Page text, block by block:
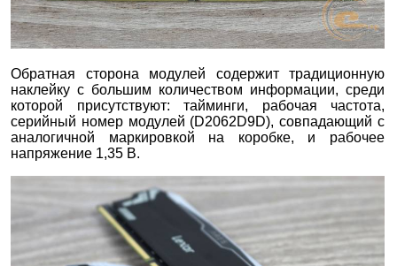
Обратная сторона модулей содержит традиционную
наклейку с большим количеством информации, среди
которой присутствуют: тайминги, рабочая частота,
серийный номер модулей (D2062D9D), совпадающий с
аналогичной маркировкой на коробке, и рабочее
напряжение 1,35 В.